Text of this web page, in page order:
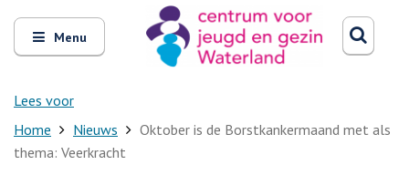
Open
en
sluit
Menu
Lees voor
Zoeken
Home Nieuws
Oktober is de Borstkankermaand met als
thema: Veerkracht